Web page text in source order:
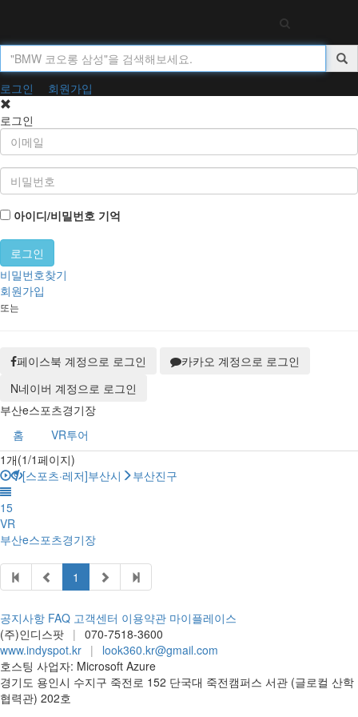
로그인
회원가입
로그인
아이디/비밀번호 기억
비밀번호찾기
회원가입
또는
페이스북 계정으로 로그인
카카오 계정으로 로그인
N네이버 계정으로 로그인
부산e스포츠경기장
홈
VR투어
1개(1/1페이지)
[스포츠·레저]부산시
부산진구
15
VR
부산e스포츠경기장
1
공지사항 FAQ 고객센터 이용약관 마이플레이스
(주)인디스팟 | 070-7518-3600
www.indyspot.kr |
look360.kr@gmail.com
호스팅 사업자: Microsoft Azure
경기도 용인시 수지구 죽전로 152 단국대 죽전캠퍼스 서관 (글로컬 산학
협력관) 202호